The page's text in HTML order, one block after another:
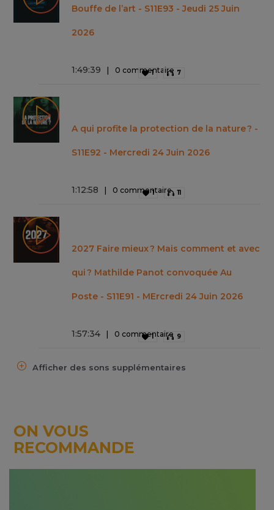
Bouffe de l’art - S11E93 - Jeudi 25 Juin
2026
1:49:39 0 commentaire
1 7
A qui profite la protection de la nature ? -
S11E92 - Mercredi 24 Juin 2026
1:12:58 0 commentaire
1 11
2027 Faire mieux ? Mais comment et avec
qui ? Mathilde Panot convoquée Au
Poste - S11E91 - MErcredi 24 Juin 2026
1:57:34 0 commentaire
1 9
Afficher des sons supplémentaires
ON VOUS
RECOMMANDE